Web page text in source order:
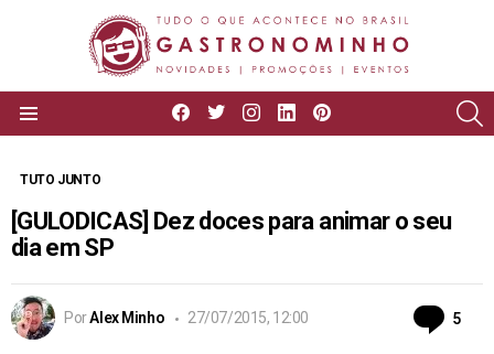
facebooktwitterinstagram
linkedin
TUTO JUNTO
[GULODICAS] Dez doces para animar o seu
dia em SP
PorAlex Minho 27/07/2015, 12:00 5